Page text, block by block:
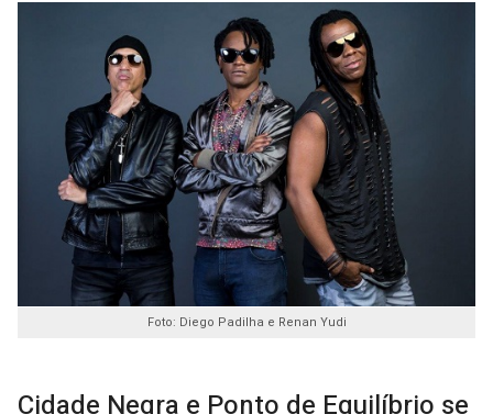
Foto: Diego Padilha e Renan Yudi
Cidade Negra e Ponto de Equilíbrio se